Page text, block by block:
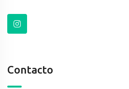
Contacto